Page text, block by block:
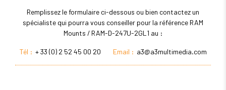
Remplissez le formulaire ci-dessous ou bien contactez un
spécialiste qui pourra vous conseiller pour la référence RAM
Mounts / RAM-D-247U-2GL1 au :
Tél : + 33 (0) 2 52 45 00 20 Email : a3@a3multimedia.com